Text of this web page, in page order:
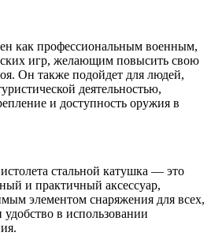
как профессиональным военным,
игр, желающим повысить свою
Он также подойдет для людей,
деятельностью,
и доступность оружия в
стальной катушка — это
и практичный аксессуар,
элементом снаряжения для всех,
удобство в использовании